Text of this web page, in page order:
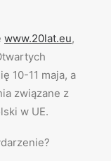
www.20lat.eu,
10-11 maja, a
związane z
w UE.